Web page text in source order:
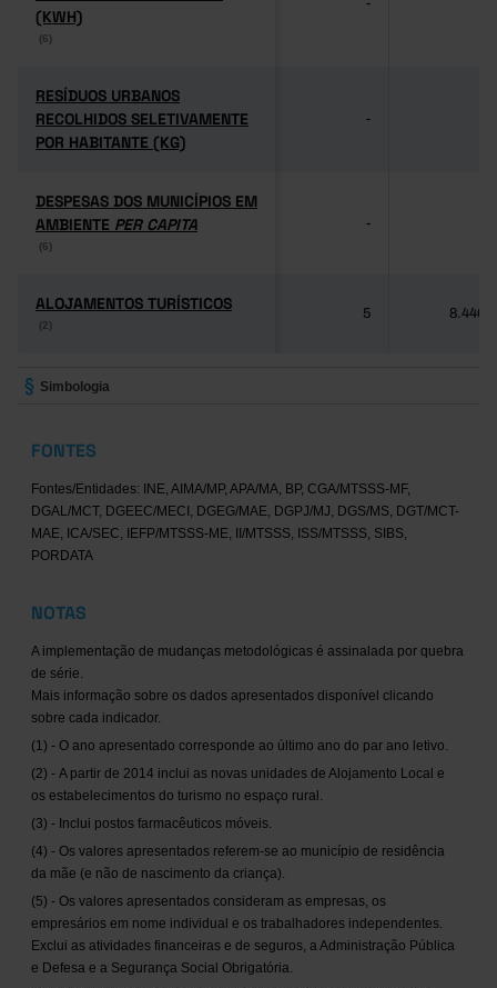
(KWH)
(6)
(KWH)
(6)
-
RESÍDUOS URBANOS
RECOLHIDOS SELETIVAMENTE
POR HABITANTE (KG)
RESÍDUOS URBANOS
RECOLHIDOS SELETIVAMENTE
POR HABITANTE (KG)
-
DESPESAS DOS MUNICÍPIOS EM
AMBIENTE PER CAPITA
(6)
DESPESAS DOS MUNICÍPIOS EM
AMBIENTE PER CAPITA
(6)
-
ALOJAMENTOS TURÍSTICOS
(2)
ALOJAMENTOS TURÍSTICOS
(2)
5 8.446
Simbologia
FONTES
Fontes/Entidades: INE, AIMA/MP, APA/MA, BP, CGA/MTSSS-MF,
DGAL/MCT, DGEEC/MECI, DGEG/MAE, DGPJ/MJ, DGS/MS, DGT/MCT-
MAE, ICA/SEC, IEFP/MTSSS-ME, II/MTSSS, ISS/MTSSS, SIBS,
PORDATA
NOTAS
A implementação de mudanças metodológicas é assinalada por quebra
de série.
Mais informação sobre os dados apresentados disponível clicando
sobre cada indicador.
(1) - O ano apresentado corresponde ao último ano do par ano letivo.
(2) - A partir de 2014 inclui as novas unidades de Alojamento Local e
os estabelecimentos do turismo no espaço rural.
(3) - Inclui postos farmacêuticos móveis.
(4) - Os valores apresentados referem-se ao município de residência
da mãe (e não de nascimento da criança).
(5) - Os valores apresentados consideram as empresas, os
empresários em nome individual e os trabalhadores independentes.
Exclui as atividades financeiras e de seguros, a Administração Pública
e Defesa e a Segurança Social Obrigatória.